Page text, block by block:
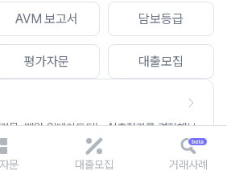
AVM 보고서 담보등급
평가자문 대출모집
물, 매월 업데이트되는 AI추정가를 경험해보
문 대출모집 거래사례